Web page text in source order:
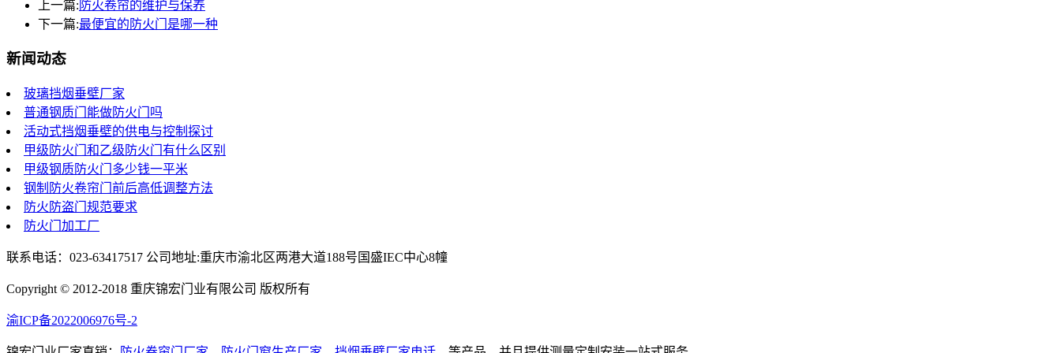
上一篇: 防火卷帘的维护与保养
下一篇:最便宜的防火门是哪一种
新闻动态
玻璃挡烟垂壁厂家
普通钢质门能做防火门吗
活动式挡烟垂壁的供电与控制探讨
甲级防火门和乙级防火门有什么区别
甲级钢质防火门多少钱一平米
钢制防火卷帘门前后高低调整方法
防火防盗门规范要求
防火门加工厂
联系电话：023-63417517 公司地址:重庆市渝北区两港大道188号国盛IEC中心8幢
Copyright © 2012-2018 重庆锦宏门业有限公司 版权所有
渝ICP备2022006976号-2